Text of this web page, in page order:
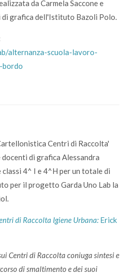
da Carmela Saccone e
grafica dell'Istituto Bazoli Polo.
alternanza-scuola-lavoro-
bordo
Centri di Raccolta'
di grafica Alessandra
classi 4^ I e 4^H per un totale di
per il progetto Garda Uno Lab la
di Raccolta Igiene Urbana: Erick
Centri di Raccolta coniuga sintesi e
di smaltimento e dei suoi